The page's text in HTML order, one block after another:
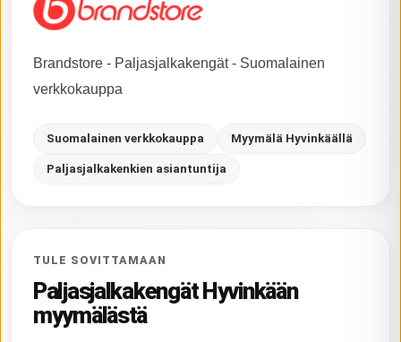
Brandstore - Paljasjalkakengät - Suomalainen
verkkokauppa
Suomalainen verkkokauppa Myymälä Hyvinkäällä
Paljasjalkakenkien asiantuntija
TULE SOVITTAMAAN
Paljasjalkakengät Hyvinkään
myymälästä